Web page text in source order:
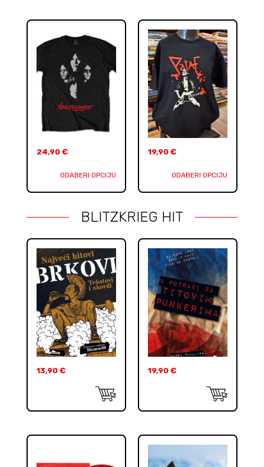
24,90 €
ODABERI OPCIJU
19,90 €
ODABERI OPCIJU
BLITZKRIEG HIT
13,90 € 19,90 €